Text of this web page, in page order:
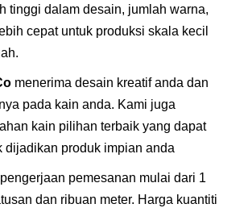
tinggi dalam desain, jumlah warna,
cepat untuk produksi skala kecil
menerima desain kreatif anda dan
pada kain anda. Kami juga
kain pilihan terbaik yang dapat
dijadikan produk impian anda
pemesanan mulai dari 1
dan ribuan meter. Harga kuantiti